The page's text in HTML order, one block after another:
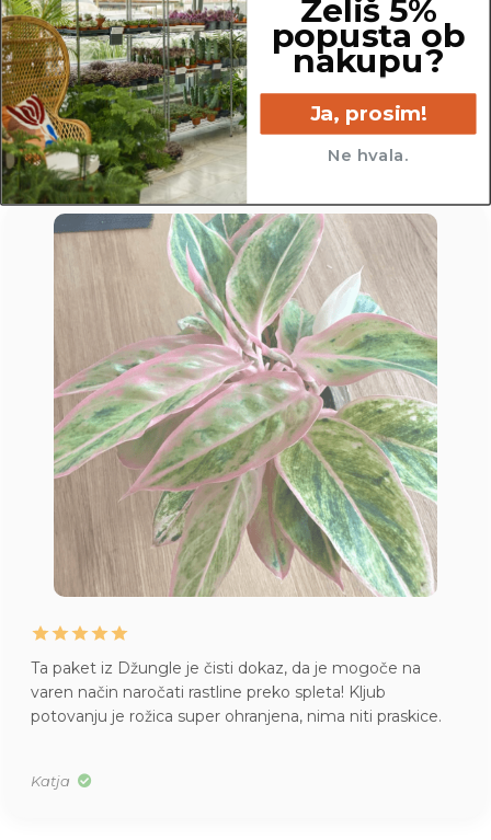
12 cm
Ta paket iz Džungle je čisti dokaz, da je mogoče na
varen način naročati rastline preko spleta! Kljub
potovanju je rožica super ohranjena, nima niti praskice.
Katja
Želiš 5%
popusta ob
nakupu?
Ja, prosim!
Ne hvala.